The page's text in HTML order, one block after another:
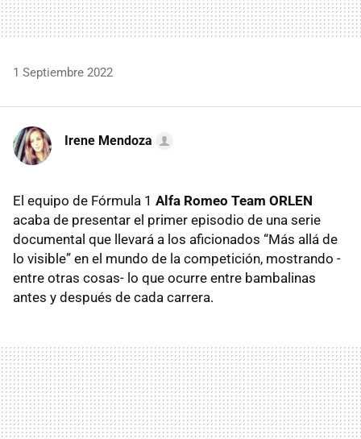
1 Septiembre 2022
Irene Mendoza
El equipo de Fórmula 1 Alfa Romeo Team ORLEN
acaba de presentar el primer episodio de una serie
documental que llevará a los aficionados “Más allá de
lo visible” en el mundo de la competición, mostrando -
entre otras cosas- lo que ocurre entre bambalinas
antes y después de cada carrera.